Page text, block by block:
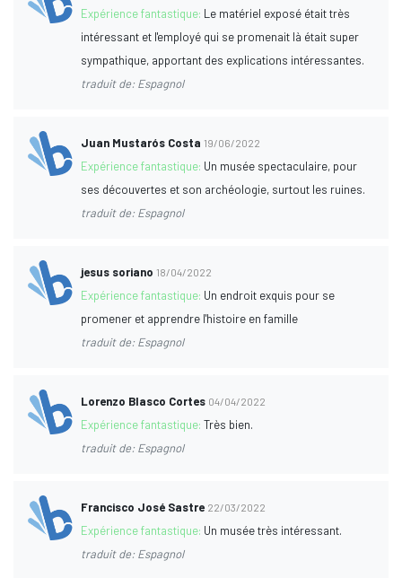
Expérience fantastique: Le matériel exposé était très
intéressant et l'employé qui se promenait là était super
sympathique, apportant des explications intéressantes.
traduit de: Espagnol
Juan Mustarós Costa 19/06/2022
Expérience fantastique: Un musée spectaculaire, pour
ses découvertes et son archéologie, surtout les ruines.
traduit de: Espagnol
jesus soriano 18/04/2022
Expérience fantastique: Un endroit exquis pour se
promener et apprendre l'histoire en famille
traduit de: Espagnol
Lorenzo Blasco Cortes 04/04/2022
Expérience fantastique:Très bien.
traduit de: Espagnol
Francisco José Sastre 22/03/2022
Expérience fantastique: Un musée très intéressant.
traduit de: Espagnol